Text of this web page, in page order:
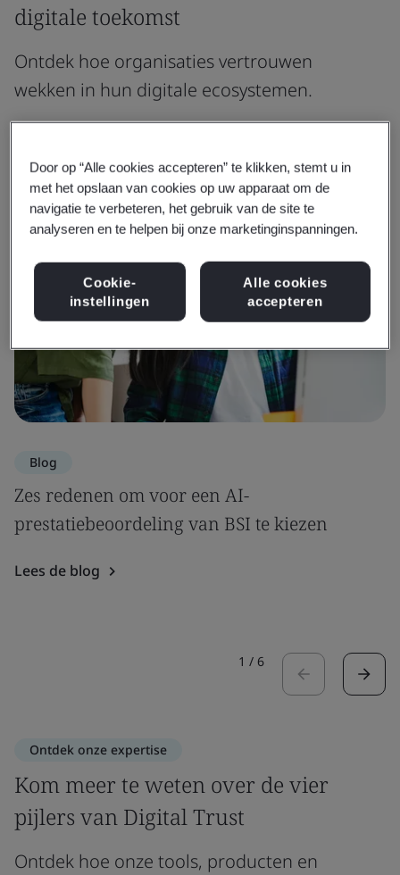
digitale toekomst
Ontdek hoe organisaties vertrouwen
wekken in hun digitale ecosystemen.
Blog
Zes redenen om voor een AI-
prestatiebeoordeling van BSI te kiezen
Lees de blog
1 / 6
Ontdek onze expertise
Kom meer te weten over de vier
pijlers van Digital Trust
Ontdek hoe onze tools, producten en
Door op “Alle cookies accepteren” te klikken, stemt u in
met het opslaan van cookies op uw apparaat om de
navigatie te verbeteren, het gebruik van de site te
analyseren en te helpen bij onze marketinginspanningen.
Cookie-
instellingen
Alle cookies
accepteren